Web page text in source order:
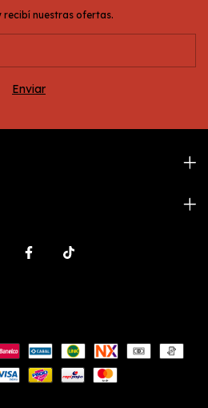
recibí nuestras ofertas.